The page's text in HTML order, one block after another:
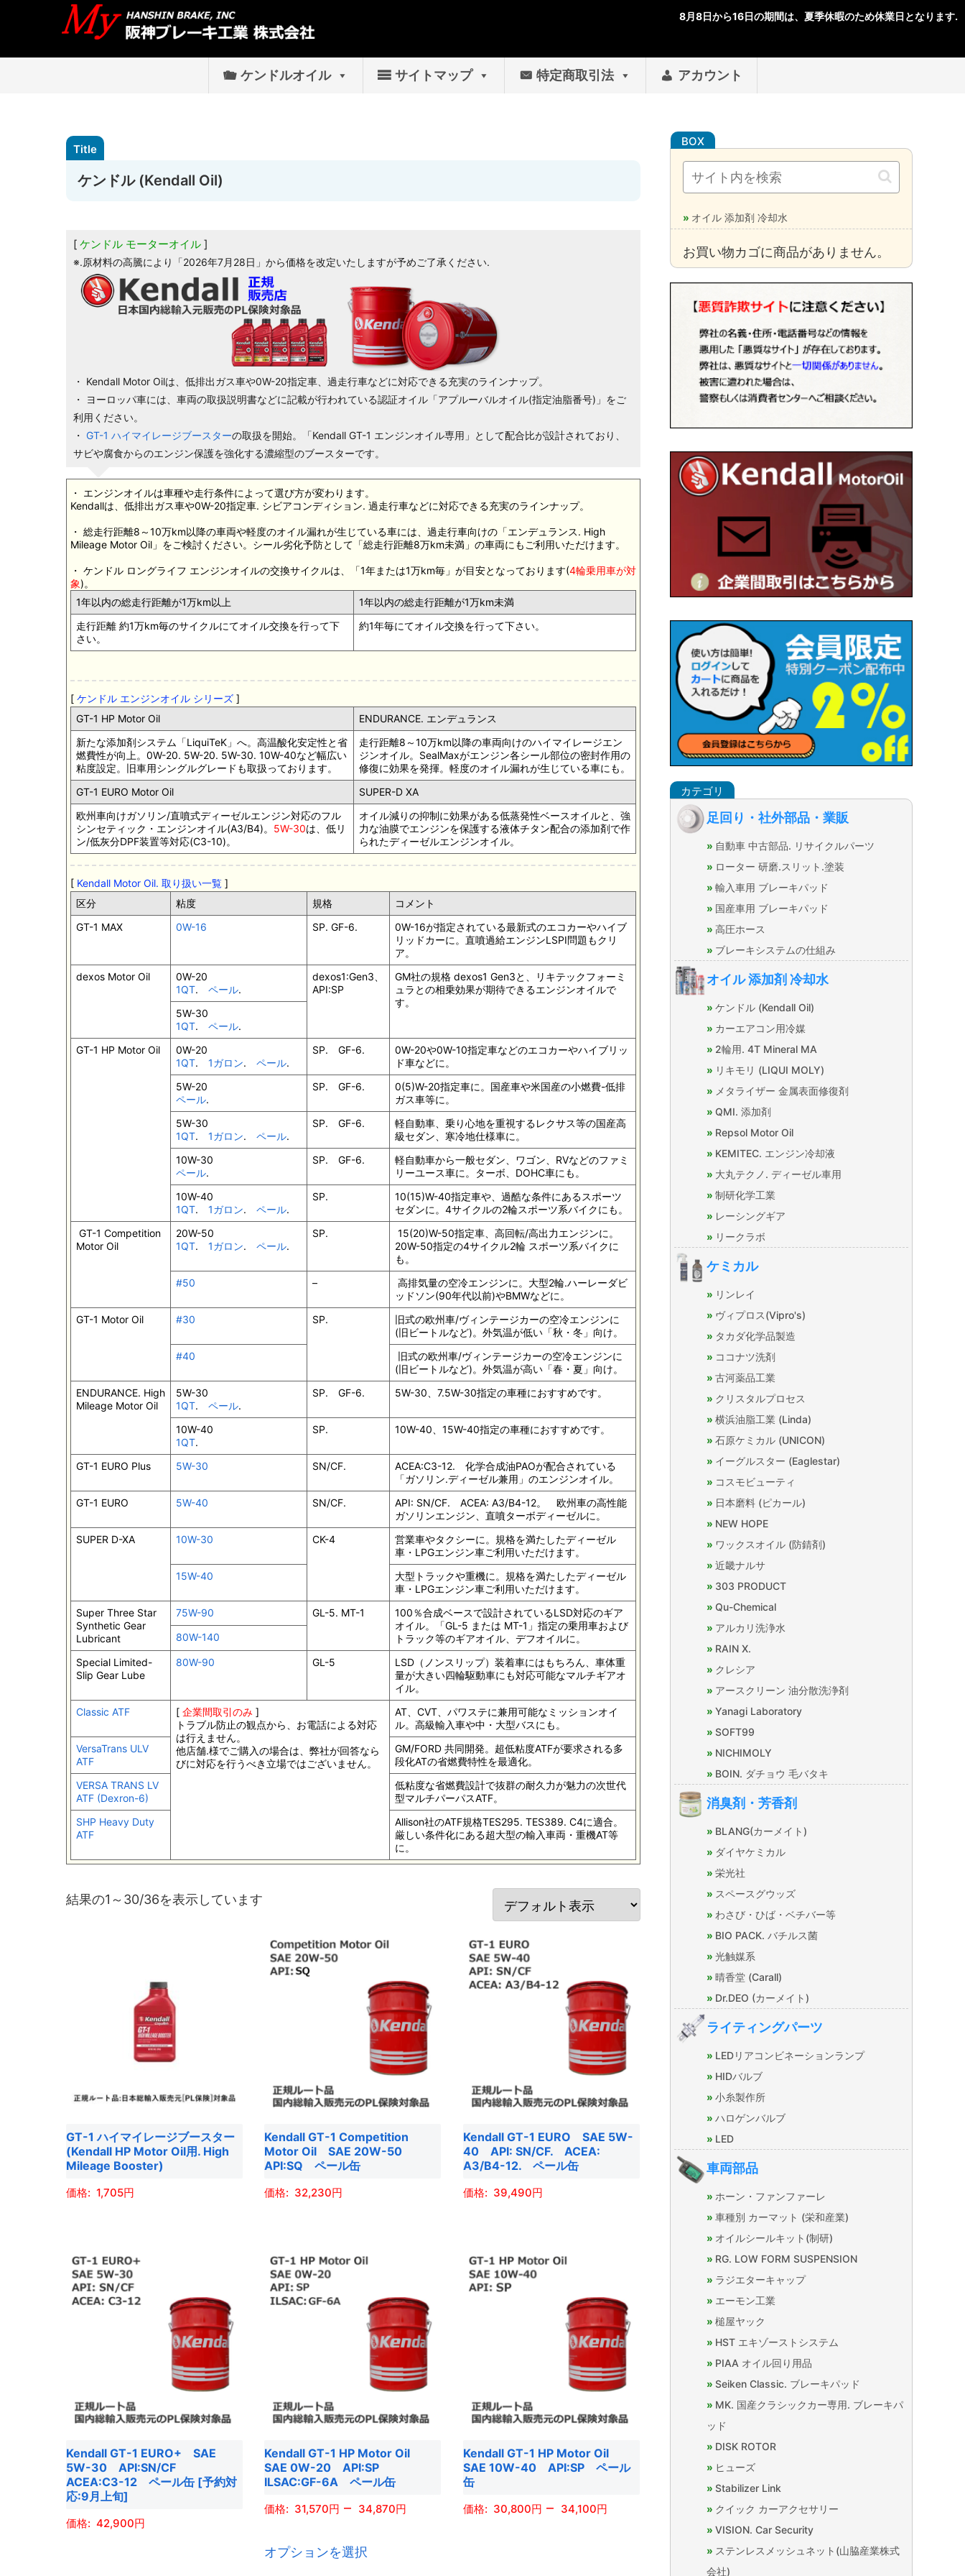
ケンドルオイル サイトマップ 特定商取引法 アカウント
ケンドル (Kendall Oil)
ケンドル モーターオイル
※.原材料の高騰により「2026年7月28日」から価格を改定いたしますが予めご了承ください.
・ Kendall Motor Oilは、低排出ガス車や0W-20指定車、過走行車などに対応できる充実のラインナップ。
・ ヨーロッパ車には、車両の取扱説明書などに記載が行われている認証オイル「アプルーバルオイル(指定油脂番号)」をご
利用ください。
・ GT-1 ハイマイレージブースターの取扱を開始。「Kendall GT-1 エンジンオイル専用」として配合比が設計されており、
サビや腐食からのエンジン保護を強化する濃縮型のブースターです。
・ エンジンオイルは車種や走行条件によって選び方が変わります。
Kendallは、低排出ガス車や0W-20指定車. シビアコンディション. 過走行車などに対応できる充実のラインナップ。
・ 総走行距離8～10万km以降の車両や軽度のオイル漏れが生じている車には、過走行車向けの「エンデュランス. High
Mileage Motor Oil」をご検討ください。シール劣化予防として「総走行距離8万km未満」の車両にもご利用いただけます。
・ ケンドル ロングライフ エンジンオイルの交換サイクルは、「1年または1万km毎」が目安となっております(4輪乗用車が対
象)。
1年以内の総走行距離が1万km以上
1年以内の総走行距離が1万km未満
走行距離 約1万km毎のサイクルにてオイル交換を行って下
さい。
約1年毎にてオイル交換を行って下さい。
ケンドル エンジンオイル シリーズ
GT-1 HP Motor Oil
ENDURANCE. エンデュランス
新たな添加剤システム「LiquiTeK」へ。高温酸化安定性と省
燃費性が向上。0W-20. 5W-20. 5W-30. 10W-40など幅広い
粘度設定。旧車用シングルグレードも取扱っております。
走行距離8～10万km以降の車両向けのハイマイレージエン
ジンオイル。SealMaxがエンジン各シール部位の密封作用の
修復に効果を発揮。軽度のオイル漏れが生じている車にも。
GT-1 EURO Motor Oil
SUPER-D XA
欧州車向けガソリン/直噴式ディーゼルエンジン対応のフル
シンセティック・エンジンオイル(A3/B4)。 5W-30は、低リ
ン/低灰分DPF装置等対応(C3-10)。
オイル減りの抑制に効果がある低蒸発性ベースオイルと、強
力な油膜でエンジンを保護する液体チタン配合の添加剤で作
られたディーゼルエンジンオイル。
Kendall Motor Oil. 取り扱い一覧
区分
粘度 規格
コメント
GT-1 MAX
0W-16 SP. GF-6.
0W-16が指定されている最新式のエコカーやハイブ
リッドカーに。直噴過給エンジンLSPI問題もクリ
ア。
dexos Motor Oil
0W-20
1QT. ペール.
dexos1:Gen3、
API:SP
GM社の規格 dexos1 Gen3と、リキテックフォーミ
ュラとの相乗効果が期待できるエンジンオイルで
す。
5W-30
1QT. ペール.
GT-1 HP Motor Oil
0W-20
1QT. 1ガロン. ペール.
SP. GF-6.
0W-20や0W-10指定車などのエコカーやハイブリッ
ド車などに。
5W-20
ペール.
SP. GF-6.
0(5)W-20指定車に。国産車や米国産の小燃費-低排
ガス車等に。
5W-30
1QT. 1ガロン. ペール.
SP. GF-6.
軽自動車、乗り心地を重視するレクサス等の国産高
級セダン、寒冷地仕様車に。
10W-30
ペール.
SP. GF-6.
軽自動車から一般セダン、ワゴン、RVなどのファミ
リーユース車に。ターボ、DOHC車にも。
10W-40
1QT. 1ガロン. ペール.
SP.
10(15)W-40指定車や、過酷な条件にあるスポーツ
セダンに。4サイクルの2輪スポーツ系バイクにも。
GT-1 Competition
Motor Oil
20W-50
1QT. 1ガロン. ペール.
SP.
15(20)W-50指定車、高回転/高出力エンジンに。
20W-50指定の4サイクル2輪 スポーツ系バイクに
も。
#50
–
高排気量の空冷エンジンに。大型2輪.ハーレーダビ
ッドソン(90年代以前)やBMWなどに。
GT-1 Motor Oil
#30 SP.
旧式の欧州車/ヴィンテージカーの空冷エンジンに
(旧ビートルなど)。外気温が低い「秋・冬」向け。
#40
旧式の欧州車/ヴィンテージカーの空冷エンジンに
(旧ビートルなど)。外気温が高い「春・夏」向け。
ENDURANCE. High
Mileage Motor Oil
5W-30
1QT. ペール.
SP. GF-6. 5W-30、7.5W-30指定の車種におすすめです。
10W-40
1QT.
SP. 10W-40、15W-40指定の車種におすすめです。
GT-1 EURO Plus 5W-30 SN/CF.
ACEA:C3-12. 化学合成油PAOが配合されている
「ガソリン.ディーゼル兼用」のエンジンオイル。
GT-1 EURO
5W-40 SN/CF.
API: SN/CF. ACEA: A3/B4-12。 欧州車の高性能
ガソリンエンジン、直噴ターボディーゼルに。
SUPER D-XA
10W-30 CK-4
営業車やタクシーに。規格を満たしたディーゼル
車・LPGエンジン車ご利用いただけます。
15W-40
大型トラックや重機に。規格を満たしたディーゼル
車・LPGエンジン車ご利用いただけます。
Super Three Star
Synthetic Gear
Lubricant
75W-90 GL-5. MT-1
100％合成ベースで設計されているLSD対応のギア
オイル。「GL-5 または MT-1」指定の乗用車および
トラック等のギアオイル、デフオイルに。
80W-140
Special Limited-
Slip Gear Lube
80W-90 GL-5
LSD（ノンスリップ）装着車にはもちろん、車体重
量が大きい四輪駆動車にも対応可能なマルチギアオ
イル。
Classic ATF
[ 企業間取引のみ ]
トラブル防止の観点から、お電話による対応
は行えません。
他店舗.様でご購入の場合は、弊社が回答なら
びに対応を行うべき立場ではございません。
AT、CVT、パワステに兼用可能なミッションオイ
ル。高級輸入車や中・大型バスにも。
VersaTrans ULV
ATF
GM/FORD 共同開発。超低粘度ATFが要求される多
段化ATの省燃費特性を最適化。
VERSA TRANS LV
ATF (Dexron-6)
低粘度な省燃費設計で抜群の耐久力が魅力の次世代
型マルチパーパスATF。
SHP Heavy Duty
ATF
Allison社のATF規格TES295. TES389. C4に適合。
厳しい条件化にある超大型の輸入車両・重機AT等
に。
結果の1～30/36を表示しています
GT-1 ハイマイレージブースター
(Kendall HP Motor Oil用. High
Mileage Booster)
1,705
商
品
に
リ
ー
シ
ョ
が
Kendall GT-1 Competition
Motor Oil SAE 20W-50
API:SQ ペール缶
32,230
商
品
に
リ
ー
シ
ン
あ
Kendall GT-1 EURO SAE 5W-
40 API: SN/CF. ACEA:
A3/B4-12. ペール缶
39,490
商
品
リ
ー
シ
ョ
ン
Kendall GT-1 EURO+ SAE
5W-30 API:SN/CF
ACEA:C3-12 ペール缶 [予約対
応:9月上旬]
42,900
Kendall GT-1 HP Motor Oil
SAE 0W-20 API:SP
ILSAC:GF-6A ペール缶
31,570 – 34,870
オプションを選択の
Kendall GT-1 HP Motor Oil
SAE 10W-40 API:SP ペール
缶
30,800 – 34,100
オイル 添加剤 冷却水
お買い物カゴに商品がありません。
足回り・社外部品・業販
自動車 中古部品. リサイクルパーツ
ローター 研磨.スリット.塗装
輸入車用 ブレーキパッド
国産車用 ブレーキパッド
高圧ホース
ブレーキシステムの仕組み
オイル 添加剤 冷却水
ケンドル (Kendall Oil)
カーエアコン用冷媒
2輪用. 4T Mineral MA
リキモリ (LIQUI MOLY)
メタライザー 金属表面修復剤
QMI. 添加剤
Repsol Motor Oil
KEMITEC. エンジン冷却液
大丸テクノ. ディーゼル車用
制研化学工業
レーシングギア
リークラボ
ケミカル
リンレイ
ヴィプロス(Vipro's)
タカダ化学品製造
ココナツ洗剤
古河薬品工業
クリスタルプロセス
横浜油脂工業 (Linda)
石原ケミカル (UNICON)
イーグルスター (Eaglestar)
コスモビューティ
日本磨料 (ピカール)
NEW HOPE
ワックスオイル (防錆剤)
近畿ナルサ
303 PRODUCT
Qu-Chemical
アルカリ洗浄水
RAIN X.
クレシア
アースクリーン 油分散洗浄剤
Yanagi Laboratory
SOFT99
NICHIMOLY
BOIN. ダチョウ 毛バタキ
消臭剤・芳香剤
BLANG(カーメイト)
ダイヤケミカル
栄光社
スペースグウッズ
わさび・ひば・ベチバー等
BIO PACK. バチルス菌
光触媒系
晴香堂 (Carall)
Dr.DEO (カーメイト)
ライティングパーツ
LEDリアコンビネーションランプ
HIDバルブ
小糸製作所
ハロゲンバルブ
LED
車両部品
ホーン・ファンファーレ
車種別 カーマット (栄和産業)
オイルシールキット(制研)
RG. LOW FORM SUSPENSION
ラジエターキャップ
エーモン工業
槌屋ヤック
HST エキゾーストシステム
PIAA オイル回り用品
Seiken Classic. ブレーキパッド
MK. 国産クラシックカー専用. ブレーキパ
ッド
DISK ROTOR
ヒューズ
Stabilizer Link
クイック カーアクセサリー
VISION. Car Security
ステンレスメッシュネット(山脇産業株式
会社)